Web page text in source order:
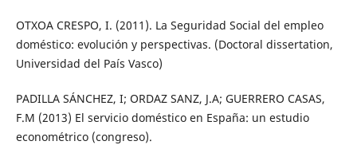
OTXOA CRESPO, I. (2011). La Seguridad Social del empleo
doméstico: evolución y perspectivas. (Doctoral dissertation,
Universidad del País Vasco)
PADILLA SÁNCHEZ, I; ORDAZ SANZ, J.A; GUERRERO CASAS,
F.M (2013) El servicio doméstico en España: un estudio
econométrico (congreso).